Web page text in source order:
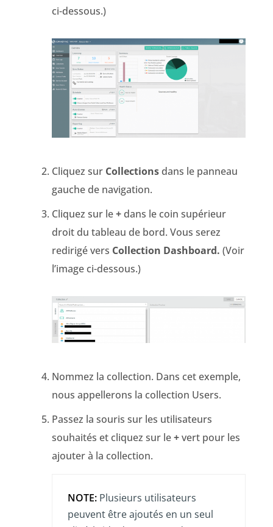
ci-dessous.)
Cliquez sur Collectionsdans le panneau
gauche de navigation.
Cliquez sur le+dans le coin supérieur
droit du tableau de bord. Vous serez
redirigé vers Collection Dashboard. (Voir
l’image ci-dessous.)
Nommez la collection. Dans cet exemple,
nous appellerons la collection Users.
Passez la souris sur les utilisateurs
souhaités et cliquez sur le+vert pour les
ajouter à la collection.
NOTE:Plusieurs utilisateurs
peuvent être ajoutés en un seul